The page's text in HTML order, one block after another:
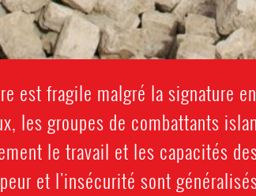
est fragile malgré la signature
les groupes de combattants
le travail et les capacités
et l'insécurité sont